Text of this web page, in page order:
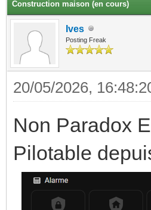
Construction maison (en cours)
Ives
Posting Freak
20/05/2026,
Non Paradox
Pilotable